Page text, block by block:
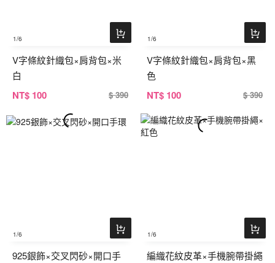
1/6
V字條紋針織包×肩背包×米
白
NT$ 100 $ 390
1/6
V字條紋針織包×肩背包×黑
色
NT$ 100 $ 390
1/6
925銀飾×交叉閃砂×開口手
1/6
編織花紋皮革×手機腕帶掛繩